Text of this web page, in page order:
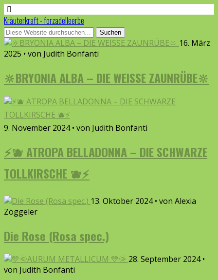
Kräuterkraft - forzadelleerbe
16. März
2025 • von Judith Bonfanti
🔆BRYONIA ALBA – DIE WEISSE ZAUNRÜBE🔆
9. November 2024 • von Judith Bonfanti
⚡🫐 ATROPA BELLADONNA – DIE SCHWARZE
TOLLKIRSCHE 🫐⚡
13. Oktober 2024 • von Alexia
Zöggeler
Die Rose (Rosa spec.)
28. September 2024 •
von Judith Bonfanti